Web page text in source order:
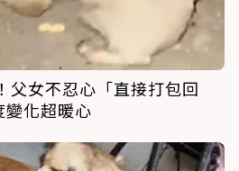
父女不忍心「直接打包回
化超暖心